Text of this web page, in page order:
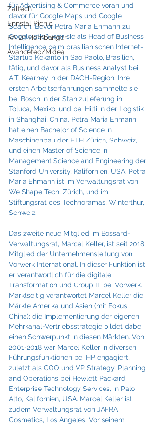
Zaltech
Ennstal Picnic
RA Dr. Hornbanger
Avancetec/Midea
für Advertising & Commerce voran und
davor für Google Maps und Google
Search. Bevor Petra Maria Ehmann zu
Google stieß, war sie als Head of Business
Intelligence beim brasilianischen Internet-
Startup Kekanto in Sao Paolo, Brasilien,
tätig, und davor als Business Analyst bei
A.T. Kearney in der DACH-Region. Ihre
ersten Arbeitserfahrungen sammelte sie
bei Bosch in der Stahlzulieferung in
Toluca, Mexiko, und bei Hilti in der Logistik
in Shanghai, China. Petra Maria Ehmann
hat einen Bachelor of Science in
Maschinenbau der ETH Zürich, Schweiz,
und einen Master of Science in
Management Science and Engineering der
Stanford University, Kalifornien, USA. Petra
Maria Ehmann ist im Verwaltungsrat von
We Shape Tech, Zürich, und im
Stiftungsrat des Technoramas, Winterthur,
Schweiz.
Das zweite neue Mitglied im Bossard-
Verwaltungsrat, Marcel Keller, ist seit 2018
Mitglied der Unternehmensleitung von
Vorwerk International. In dieser Funktion ist
er verantwortlich für die digitale
Transformation und Group IT bei Vorwerk.
Marktseitig verantwortet Marcel Keller die
Märkte Amerika und Asien (mit Fokus
China); die Implementierung der eigenen
Mehrkanal-Vertriebsstrategie bildet dabei
einen Schwerpunkt in diesen Märkten. Von
2001-2018 war Marcel Keller in diversen
Führungsfunktionen bei HP engagiert,
zuletzt als COO und VP Strategy, Planning
and Operations bei Hewlett Packard
Enterprise Technology Services, in Palo
Alto, Kalifornien, USA. Marcel Keller ist
zudem Verwaltungsrat von JAFRA
Cosmetics, Los Angeles. Vor seinem